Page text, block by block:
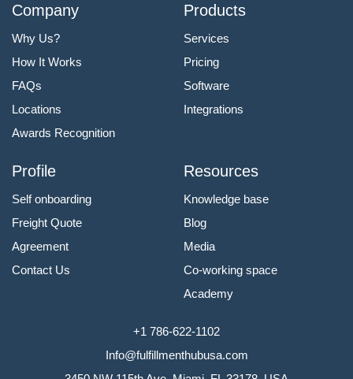
Company
Why Us?
How It Works
FAQs
Locations
Awards Recognition
Products
Services
Pricing
Software
Integrations
Profile
Self onboarding
Freight Quote
Agreement
Contact Us
Resources
Knowledge base
Blog
Media
Co-working space
Academy
+1 786-622-1102
Info@fulfillmenthubusa.com